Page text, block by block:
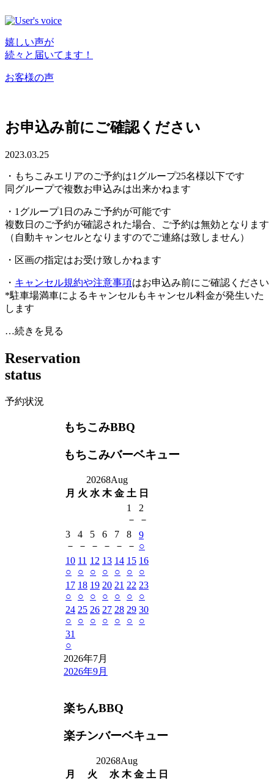
嬉しい声が
続々と届いてます！
お客様の声
お申込み前にご確認ください
2023.03.25
・もちこみエリアのご予約は1グループ25名様以下です
同グループで複数お申込みは出来かねます
・1グループ1日のみご予約が可能です
複数日のご予約が確認された場合、ご予約は無効となります
（自動キャンセルとなりますのでご連絡は致しません）
・区画の指定はお受け致しかねます
・ キャンセル規約や注意事項はお申込み前にご確認ください
*駐車場満車によるキャンセルもキャンセル料金が発生いた
します
…続きを見る
Reservation
status
予約状況
もちこみBBQ
もちこみバーベキュー
20268Aug
月 火 水 木 金 土 日
1
－
2
－
3
－
4
－
5
－
6
－
7
－
8
－
9
○
10
○
11
○
12
○
13
○
14
○
15
○
16
○
17
○
18
○
19
○
20
○
21
○
22
○
23
○
24
○
25
○
26
○
27
○
28
○
29
○
30
○
31
○
2026年7月
2026年9月
楽ちんBBQ
楽チンバーベキュー
20268Aug
月
火 水 木 金 土 日